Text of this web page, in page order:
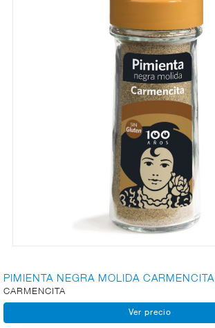
AL
PIMIENTA NEGRA MOLIDA CARMENCITA
CARMENCITA